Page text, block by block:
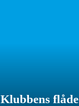
Klubbens flåde